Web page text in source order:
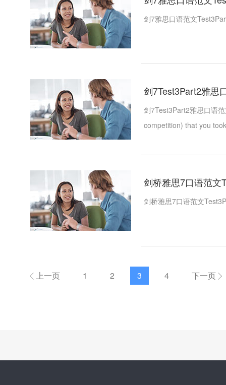
剑7雅思口语范文
剑7Test3Part2雅思
剑7Test3Part2雅思口语
competition) that you
剑桥雅思7口语范文
剑桥雅思7口语范文
上一页 1 2 3 4 下一页